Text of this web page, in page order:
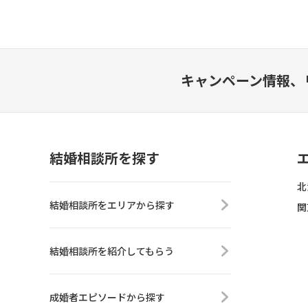
キャンペーン情報、
結婚相談所を探す
結婚相談所をエリアから探す
結婚相談所を紹介してもらう
成婚者エピソードから探す